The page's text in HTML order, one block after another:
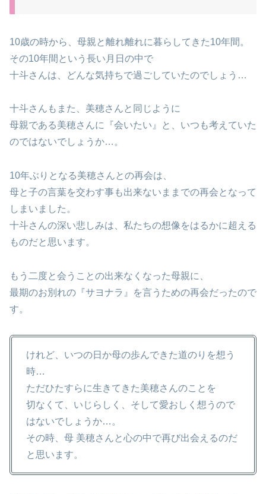
10歳の時から、母親と離れ離れに暮らしてきた10年間。
その10年間という長い月日の中で
十斗さんは、どんな気持ちで過ごしていたのでしょう…
十斗さんもまた、美穂さんと同じように
母親である美穂さんに『会いたい』と、いつも考えていた
のではないでしょうか…。
10年ぶりとなる美穂さんとの再会は、
母と子の言葉を交わす事も出来ないままでの再会となって
しまいました。
十斗さんの深い悲しみは、私たちの想像をはるかに超える
ものだと思います。
もう二度と会うことの出来なくなった母親に、
最期のお別れの『サヨナラ』を言うための再会だったので
す。
けれど、いつの日か母の歩んできた道のりを想う
時…
ただひたすらに生きてきた美穂さんのことを
切なくて、いじらしく、そして愛おしく想うので
はないでしょうか…。
その時、母 美穂さんと心の中で再び出会えるのだ
と思います。